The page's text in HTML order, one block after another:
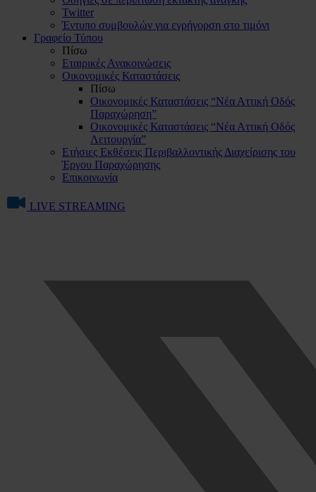
Twitter
Έντυπο συμβουλών για εγρήγορση στο τιμόνι
Γραφείο Τύπου
Πίσω
Εταιρικές Ανακοινώσεις
Οικονομικές Καταστάσεις
Πίσω
Οικονομικές Καταστάσεις “Νέα Αττική Οδός
Παραχώρηση”
Οικονομικές Καταστάσεις “Νέα Αττική Οδός
Λειτουργία”
Ετήσιες Εκθέσεις Περιβαλλοντικής Διαχείρισης του
Έργου Παραχώρησης
Επικοινωνία
LIVE STREAMING